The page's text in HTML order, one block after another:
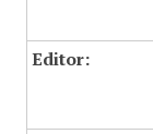
Editor: